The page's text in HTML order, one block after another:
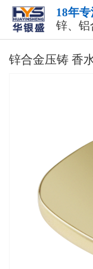
18年
锌、铝
锌合金压铸 香